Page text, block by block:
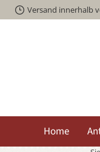
Versand innerhalb
Home